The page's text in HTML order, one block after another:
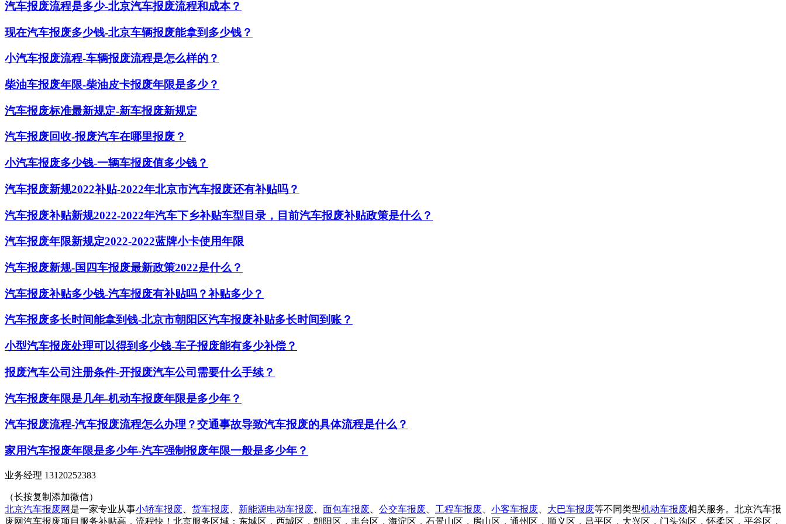
汽车报废流程是多少-北京汽车报废流程和成本？
现在汽车报废多少钱-北京车辆报废能拿到多少钱？
小汽车报废流程-车辆报废流程是怎么样的？
​柴油车报废年限-柴油皮卡报废年限是多少？
汽车报废标准最新规定-新车报废新规定
汽车报废回收-报废汽车在哪里报废？
小汽车报废多少钱-一辆车报废值多少钱？
汽车报废新规2022补贴-2022年北京市汽车报废还有补贴吗？
汽车报废补贴新规2022-2022年汽车下乡补贴车型目录，目前汽车报废补贴政策是什么？
汽车报废年限新规定2022-2022蓝牌小卡使用年限
汽车报废新规-国四车报废最新政策2022是什么？
汽车报废补贴多少钱-汽车报废有补贴吗？补贴多少？
汽车报废多长时间能拿到钱-北京市朝阳区汽车报废补贴多长时间到账？
小型汽车报废处理可以得到多少钱-车子报废能有多少补偿？
报废汽车公司注册条件-开报废汽车公司需要什么手续？
​汽车报废年限是几年-机动车报废年限是多少年？
汽车报废流程-汽车报废流程怎么办理？交通事故导致汽车报废的具体流程是什么？
家用汽车报废年限是多少年-汽车强制报废年限一般是多少年？
业务经理 13120252383
（长按复制添加微信）
北京汽车报废网 是一家专业从事小轿车报废 货车报废 新能源电动车报废 面包车报废 公交车报废 工程车报废 小客车报废 大巴车报废等不同类型机动车报废相关服务。北京汽车报
废网汽车报废项目服务补贴高，流程快！北京服务区域：东城区，西城区，朝阳区，丰台区，海淀区，石景山区，房山区，通州区，顺义区，昌平区，大兴区，门头沟区，怀柔区，平谷区，